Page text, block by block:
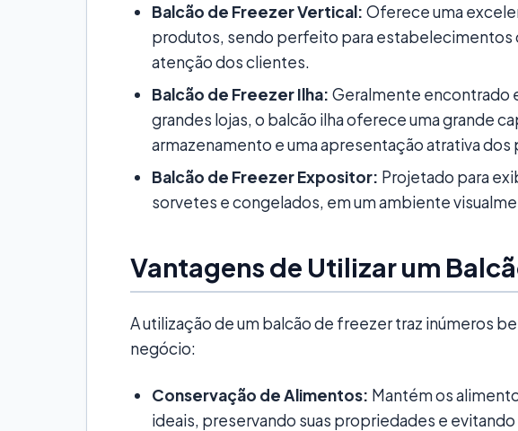
Balcão de Freezer Vertical: Oferece uma
produtos, sendo perfeito para estabelecimentos
atenção dos clientes.
Balcão de Freezer Ilha: Geralmente encontrado
grandes lojas, o balcão ilha oferece uma grande
armazenamento e uma apresentação atrativa dos
Balcão de Freezer Expositor: Projetado para
sorvetes e congelados, em um ambiente
Vantagens de Utilizar um
A utilização de um balcão de freezer traz inúmeros
negócio:
Conservação de Alimentos: Mantém os
ideais, preservando suas propriedades e